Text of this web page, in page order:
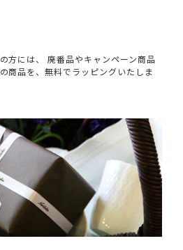
方には、 廃番品やキャンペーン商品
商品を、無料でラッピングいたしま